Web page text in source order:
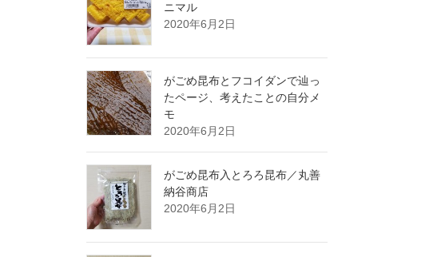
ニマル
2020年6月2日
がごめ昆布とフコイダンで辿っ
たページ、考えたことの自分メ
モ
2020年6月2日
がごめ昆布入とろろ昆布／丸善
納谷商店
2020年6月2日